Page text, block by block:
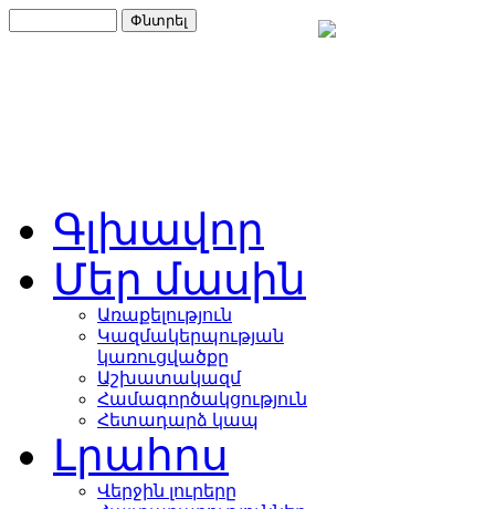
Գլխավոր
Մեր մասին
Առաքելություն
Կազմակերպության
կառուցվածքը
Աշխատակազմ
Համագործակցություն
Հետադարձ կապ
Լրահոս
Վերջին լուրերը